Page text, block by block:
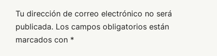
Tu dirección de correo electrónico no será
publicada. Los campos obligatorios están
marcados con *